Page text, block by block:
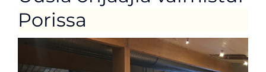
Porissa